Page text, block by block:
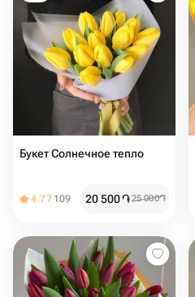
Букет Солнечное тепло
4.77 109 20 500֏25 000֏